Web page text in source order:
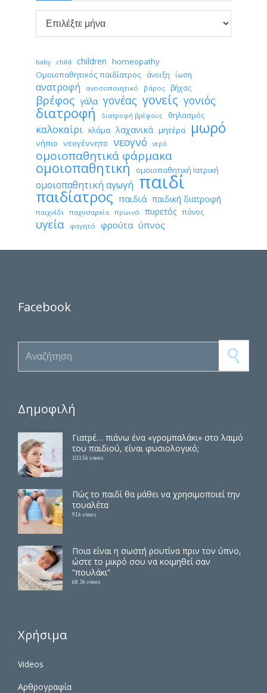
Αρχείο
baby child children homeopathy
Ομοιοπαθητικός παιδίατρος άνοιξη ίωση
ανατροφή ανοσοποιητικό βάρος βήχας
βρέφος γάλα γονέας γονείς γονιός
διατροφή διατροφή βρέφους θηλασμός
καλοκαίρι κλάμα λαχανικά μητέρα μωρό
νήπιο νεογέννητο νεογνό νερό
ομοιοπαθητικά φάρμακα
ομοιοπαθητική ομοιοπαθητική Ιατρική
ομοιοπαθητική αγωγή παιδί
παιδίατρος παιδιά παιδική διατροφή
παιχνίδι παχυσαρκία πρωινό πυρετός πόνος
υγεία φαγητό φρούτα ύπνος
Facebook
Search for:
Δημοφιλή
Γιατρέ… πιάνω ένα «γρομπαλάκι» στο λαιμό
του παιδιού, είναι φυσιολογικό;
103.5k views
Πώς το παιδί θα μάθει να χρησιμοποιεί την
τουαλέτα
91k views
Ποια είναι η σωστή ρουτίνα πριν τον ύπνο,
ώστε το μικρό σου να κοιμηθεί σαν
“πουλάκι”
68.3k views
Χρήσιμα
Videos
Αρθρογραφία